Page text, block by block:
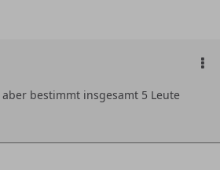
bestimmt insgesamt 5 Leute